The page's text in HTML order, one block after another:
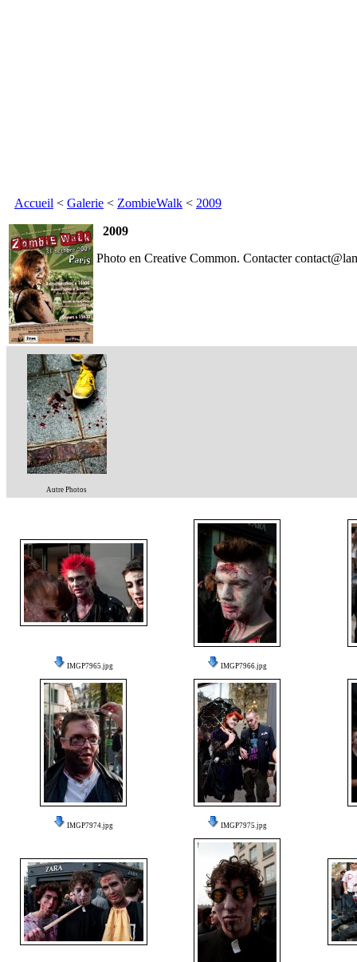
Accueil < Galerie < ZombieWalk < 2009
2009
Photo en Creative Common. Contacter
Autre Photos
IMGP7965.jpg IMGP7966.jpg
IMGP7974.jpg IMGP7975.jpg